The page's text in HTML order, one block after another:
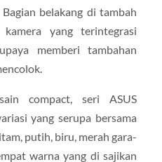
belakang di tambah
yang terintegrasi
memberi tambahan
compact, seri ASUS
yang serupa bersama
putih, biru, merah gara-
warna yang di sajikan